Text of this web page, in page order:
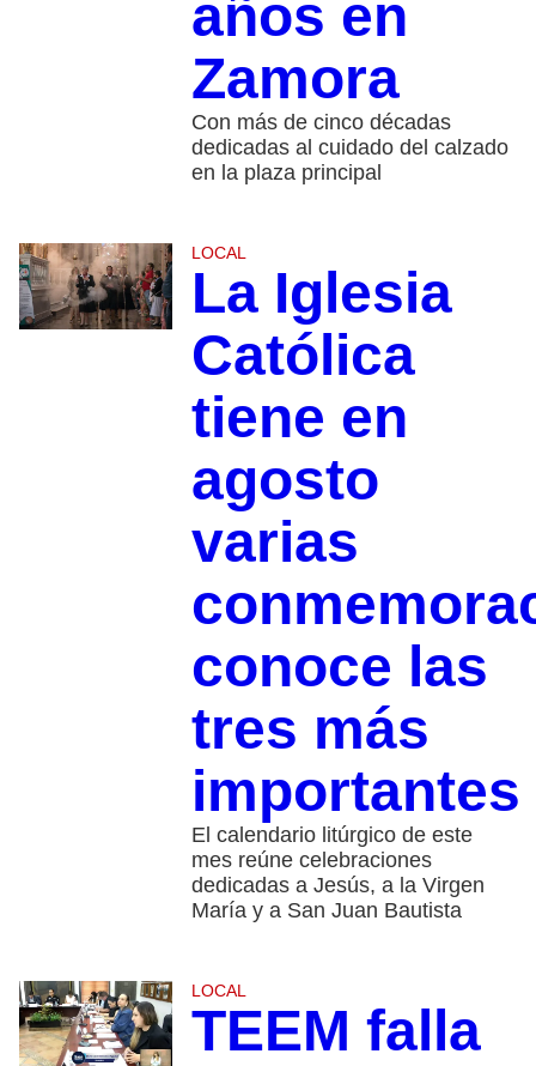
años en
Zamora
Con más de cinco décadas
dedicadas al cuidado del calzado
en la plaza principal
LOCAL
La Iglesia
Católica
tiene en
agosto
varias
conoce las
tres más
importantes
El calendario litúrgico de este
mes reúne celebraciones
dedicadas a Jesús, a la Virgen
María y a San Juan Bautista
LOCAL
TEEM falla